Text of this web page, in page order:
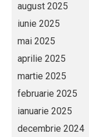
august 2025
iunie 2025
mai 2025
aprilie 2025
martie 2025
februarie 2025
ianuarie 2025
decembrie 2024